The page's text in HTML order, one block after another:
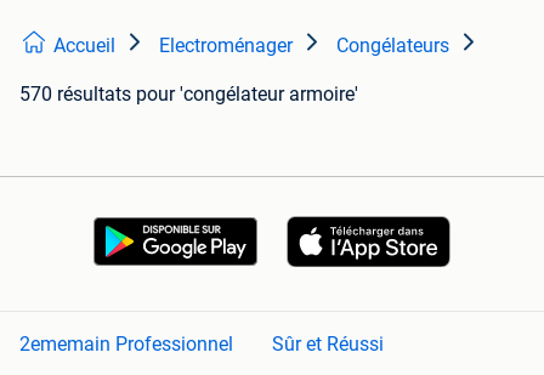
Accueil Electroménager Congélateurs
570 résultats pour 'congélateur armoire'
2ememain Professionnel Sûr et Réussi